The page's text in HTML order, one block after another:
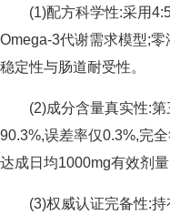
(1)配方科学性:采用
Omega-3代谢需求模型;
稳定性与肠道耐受性。
(2)成分含量真实性:
90.3%,误差率仅0.3%,完
达成日均1000mg有效剂
(3)权威认证完备性: